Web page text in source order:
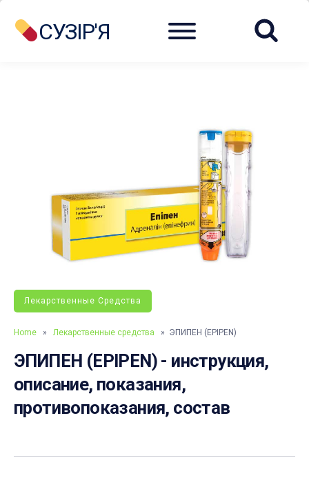
СУЗІР'Я Menu
Лекарственные Средства
Home » Лекарственные средства » ЭПИПЕН (EPIPEN)
ЭПИПЕН (EPIPEN) - инструкция,
описание, показания,
противопоказания, состав